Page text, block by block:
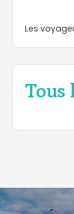
Les
Tous